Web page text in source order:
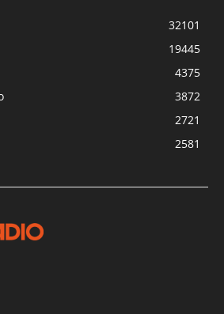
32101
19445
4375
3872
2721
2581